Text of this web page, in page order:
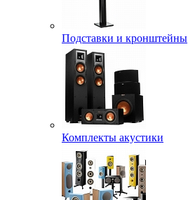
Подставки и кронштейны
Комплекты акустики